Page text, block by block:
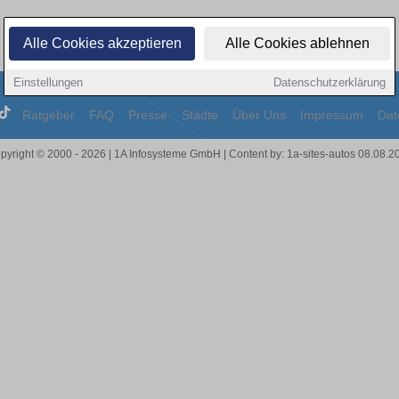
Alle Cookies akzeptieren Alle Cookies ablehnen
Einstellungen Datenschutzerklärung
Ratgeber FAQ Presse Städte Über Uns Impressum
© 2000 - 2026 | 1A Infosysteme GmbH | Content by: 1a-sites-autos